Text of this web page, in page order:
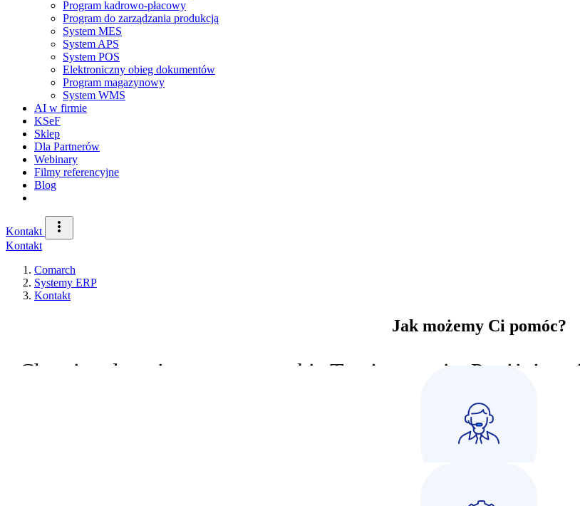
Program kadrowo-płacowy
Program do zarządzania produkcją
System MES
System APS
System POS
Elektroniczny obieg dokumentów
Program magazynowy
System WMS
AI w firmie
KSeF
Sklep
Dla Partnerów
Webinary
Filmy referencyjne
Blog
Kontakt
Kontakt
Comarch
Systemy ERP
Kontakt
Jak możemy Ci pomóc?
Chętnie odpowiemy na wszystkie Twoje pytania. Poniżej
naszymi specjalistami od systemów ERP.